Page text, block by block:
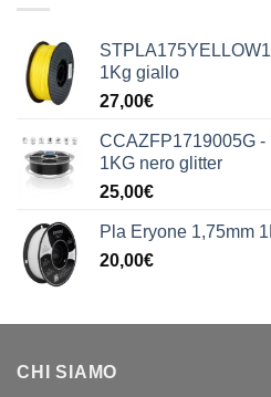
1Kg giallo
27,00€
CCAZFP1719005G -
1KG nero glitter
25,00€
Pla Eryone 1,75mm
20,00€
CHI SIAMO